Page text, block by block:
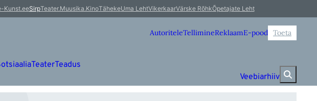
Kunst.eeSirpTeater.Muusika.KinoTähekeUma LehtVikerkaarVärske RõhkÕpetajate Leht
AutoriteleTellimineReklaamE-pood Toeta
TeaterTeadus
Veebiarhiiv